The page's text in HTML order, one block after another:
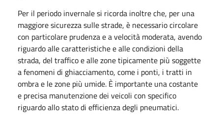
Per il periodo invernale si ricorda inoltre che, per una
maggiore sicurezza sulle strade, è necessario circolare
con particolare prudenza e a velocità moderata, avendo
riguardo alle caratteristiche e alle condizioni della
strada, del traffico e alle zone tipicamente più soggette
a fenomeni di ghiacciamento, come i ponti, i tratti in
ombra e le zone più umide. È importante una costante
e precisa manutenzione dei veicoli con specifico
riguardo allo stato di efficienza degli pneumatici.